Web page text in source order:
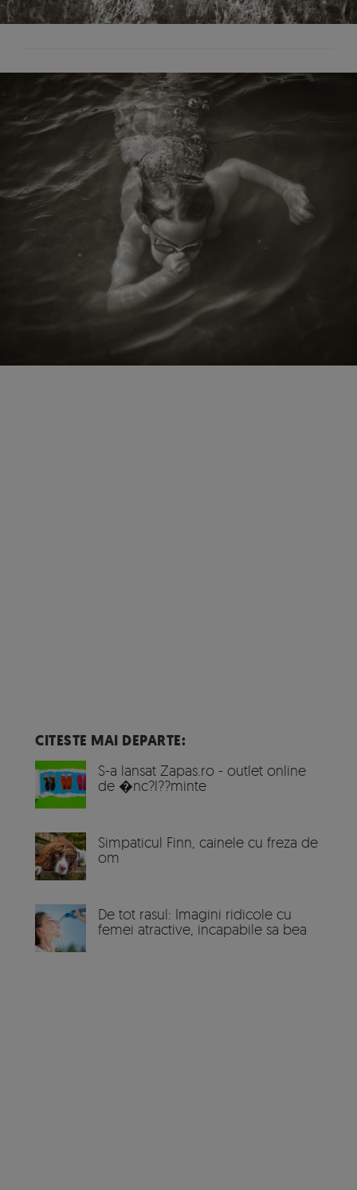
CITESTE MAI DEPARTE:
S-a lansat Zapas.ro - outlet online
de �nc?l??minte
Simpaticul Finn, cainele cu freza de
om
De tot rasul: Imagini ridicole cu
femei atractive, incapabile sa bea